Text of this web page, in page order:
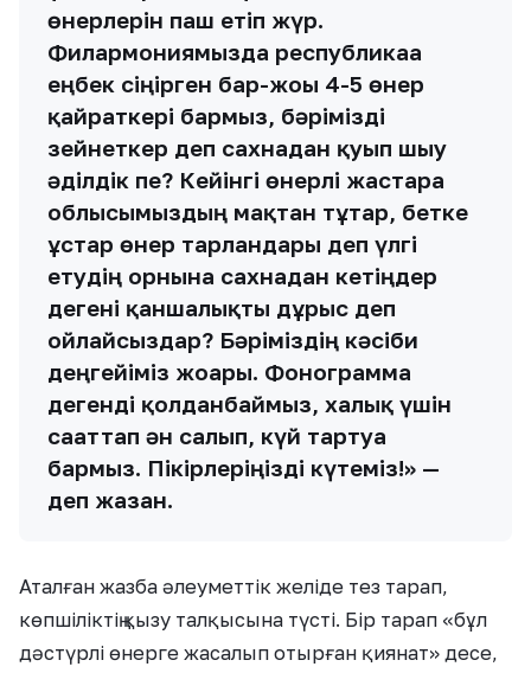
өнерлерін паш етіп жүр.
Филармониямызда республикаға
еңбек сіңірген бар-жоғы 4-5 өнер
қайраткері бармыз, бәрімізді
зейнеткер деп сахнадан қуып шығу
әділдік пе? Кейінгі өнерлі жастарға
облысымыздың мақтан тұтар, бетке
ұстар өнер тарландары деп үлгі
етудің орнына сахнадан кетіңдер
дегені қаншалықты дұрыс деп
ойлайсыздар? Бәріміздің кәсіби
деңгейіміз жоғары. Фонограмма
дегенді қолданбаймыз, халық үшін
сағаттап ән салып, күй тартуға
бармыз. Пікірлеріңізді күтеміз!» —
деп жазған.
Аталған жазба әлеуметтік желіде тез тарап,
көпшіліктің қызу талқысына түсті. Бір тарап «бұл
дәстүрлі өнерге жасалып отырған қиянат» десе,